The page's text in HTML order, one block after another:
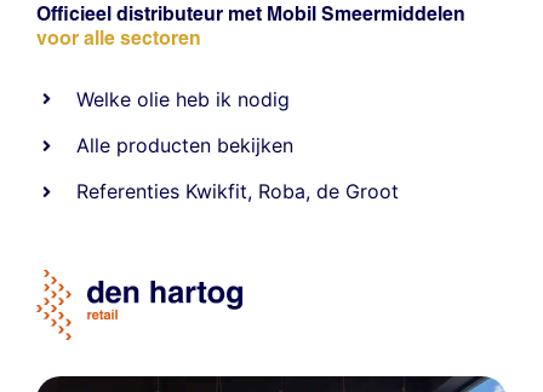
Officieel distributeur met Mobil Smeermiddelen
voor alle sectoren
Welke olie heb ik nodig
Alle producten bekijken
Referenties Kwikfit, Roba,de Groot